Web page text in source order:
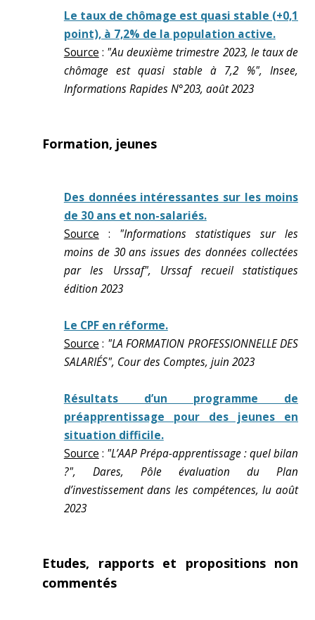
Le taux de chômage est quasi stable (+0,1
point), à 7,2% de la population active.
Source : "Au deuxième trimestre 2023, le taux de
chômage est quasi stable à 7,2 %", Insee,
Informations Rapides N°203, août 2023
Formation, jeunes
Des données intéressantes sur les moins
de 30 ans et non-salariés.
Source : "Informations statistiques sur les
moins de 30 ans issues des données collectées
par les Urssaf", Urssaf recueil statistiques
édition 2023
Le CPF en réforme.
Source : "LA FORMATION PROFESSIONNELLE DES
SALARIÉS", Cour des Comptes, juin 2023
Résultats d’un programme de
préapprentissage pour des jeunes en
situation difficile.
Source : "L’AAP Prépa-apprentissage : quel bilan
?", Dares, Pôle évaluation du Plan
d’investissement dans les compétences, lu août
2023
Etudes, rapports et propositions non
commentés